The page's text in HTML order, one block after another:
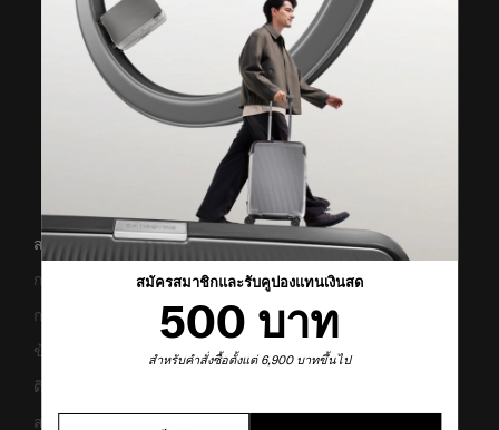
สมัครสมาชิกและรับคูปองแทนเงินสด
500 บาท
สำหรับคำสั่งซื้อตั้งแต่ 6,900 บาทขึ้นไป
สนับสนุน/คำถามที่พบบ่อย
การขนส่งและการจัดส่ง
การคืนสินค้าและการคืนเงิน
ข้อกำหนดและเงื่อนไขการรับประกัน
ติดต่อเรา
สอบถามข้อมูลทางธุรกิจ